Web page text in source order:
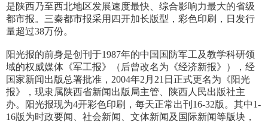
是陕西乃至西北地区发展速度最快、综合影响力最大的省级
都市报。三秦都市报采用四开加长版型，彩色印刷，日发行
量超过38万份。
阳光报的前身是创刊于1987年的中国国防军工及教学科研领
域的权威媒体《军工报》（后曾改名为《经济新报》），经
国家新闻出版总署批准，2004年2月21日正式更名为《阳光
报》，现隶属陕西省新闻出版局主管、陕西人民出版社主
办。阳光报现为4开彩色印刷，每天正常出刊16-32版。其中1-
16版为时政要闻、社会新闻、文体新闻及国际新闻等版块，